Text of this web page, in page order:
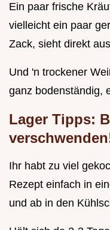
Ein paar frische
vielleicht ein paar
Zack, sieht direkt
Und 'n trockener
ganz bodenständig,
Lager Tipps:
Ihr habt zu viel
Rezept einfach in
und ab in den